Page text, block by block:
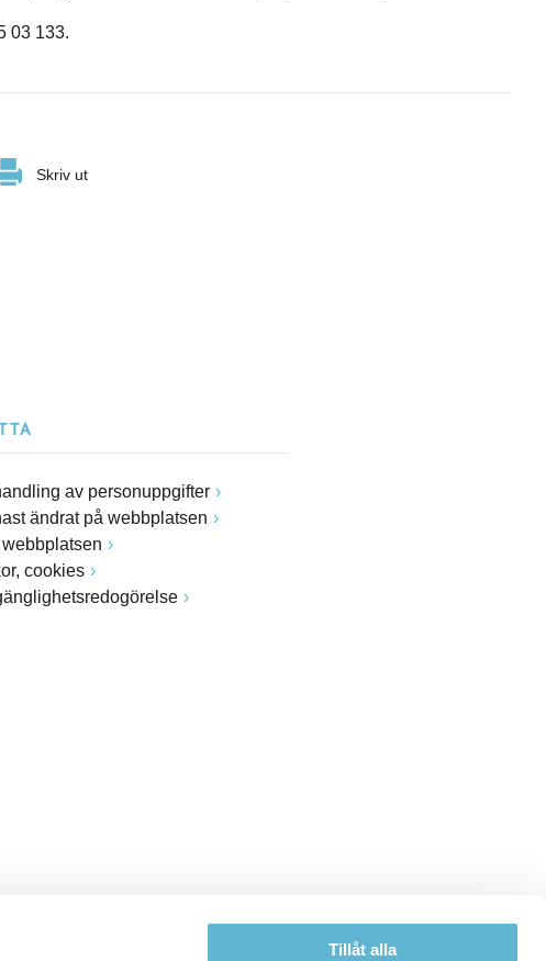
Tillåt alla
03 133.
Skriv ut
av personuppgifter
ändrat på webbplatsen
cookies